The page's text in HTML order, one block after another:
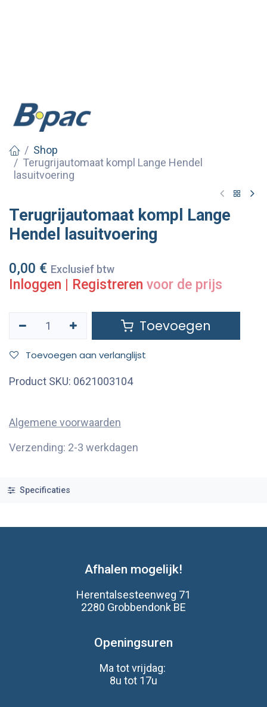
Shop
Terugrijautomaat kompl Lange Hendel
lasuitvoering
Terugrijautomaat kompl Lange
Hendel lasuitvoering
0,00 € Exclusief btw
Inloggen Registreren voor de prijs
Toevoegen
Toevoegen aan verlanglijst
Product SKU: 0621003104
Algemene voorwaarden
Verzending: 2-3 werkdagen
Specificaties
Afhalen mogelijk!
Herentalsesteenweg 71
2280 Grobbendonk BE
Openingsuren
Ma tot vrijdag:
8u tot 17u